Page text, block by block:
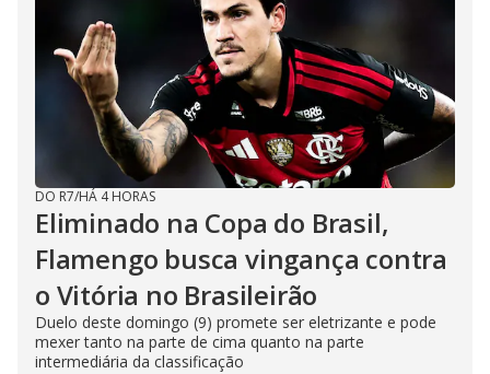
DO R7/HÁ 4 HORAS
Eliminado na Copa do Brasil,
Flamengo busca vingança contra
o Vitória no Brasileirão
Duelo deste domingo (9) promete ser eletrizante e pode
mexer tanto na parte de cima quanto na parte
intermediária da classificação